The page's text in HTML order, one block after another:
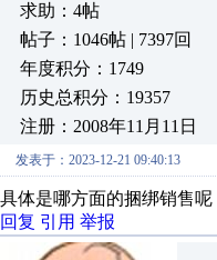
求助：4帖
帖子：1046帖 | 7397回
年度积分：1749
历史总积分：19357
注册：2008年11月11日
发表于：2023-12-21 09:40:13
具体是哪方面的捆绑销售呢
回复 引用 举报